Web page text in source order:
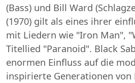
(Bass) und Bill Ward
(1970) gilt als eines ihrer
mit Liedern wie "Iron Man",
Titellied "Paranoid". Black
enormen Einfluss auf die
inspirierte Generationen von